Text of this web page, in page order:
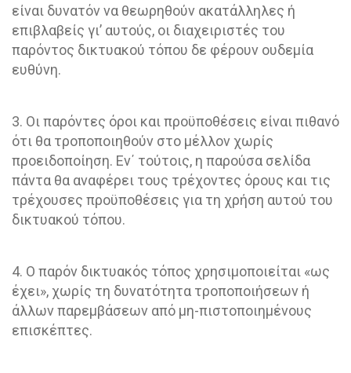
είναι δυνατόν να θεωρηθούν ακατάλληλες ή
επιβλαβείς γι’ αυτούς, οι διαχειριστές του
παρόντος δικτυακού τόπου δε φέρουν ουδεμία
ευθύνη.
3. Οι παρόντες όροι και προϋποθέσεις είναι πιθανό
ότι θα τροποποιηθούν στο μέλλον χωρίς
προειδοποίηση. Εν΄ τούτοις, η παρούσα σελίδα
πάντα θα αναφέρει τους τρέχοντες όρους και τις
τρέχουσες προϋποθέσεις για τη χρήση αυτού του
δικτυακού τόπου.
4. Ο παρόν δικτυακός τόπος χρησιμοποιείται «ως
έχει», χωρίς τη δυνατότητα τροποποιήσεων ή
άλλων παρεμβάσεων από μη-πιστοποιημένους
επισκέπτες.